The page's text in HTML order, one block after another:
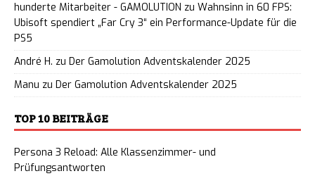
hunderte Mitarbeiter - GAMOLUTION zu Wahnsinn in 60 FPS:
Ubisoft spendiert „Far Cry 3“ ein Performance-Update für die
PS5
André H. zu Der Gamolution Adventskalender 2025
Manu zu Der Gamolution Adventskalender 2025
TOP 10 BEITRÄGE
Persona 3 Reload: Alle Klassenzimmer- und
Prüfungsantworten